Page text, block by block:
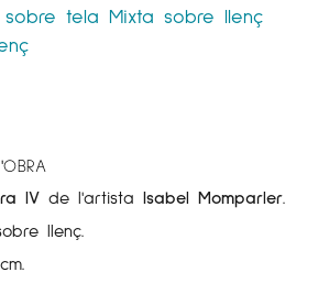
sobre tela Mixta sobre llenç
IV de l'artista Isabel Momparler.
llenç.